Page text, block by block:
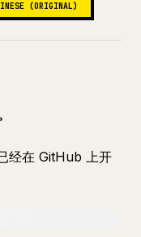
(ORIGINAL)
经在 GitHub 上开